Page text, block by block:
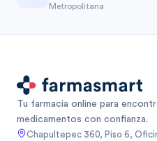
Metropolitana
Tu farmacia online para
medicamentos con confianza.
Chapultepec 360, Piso 6,